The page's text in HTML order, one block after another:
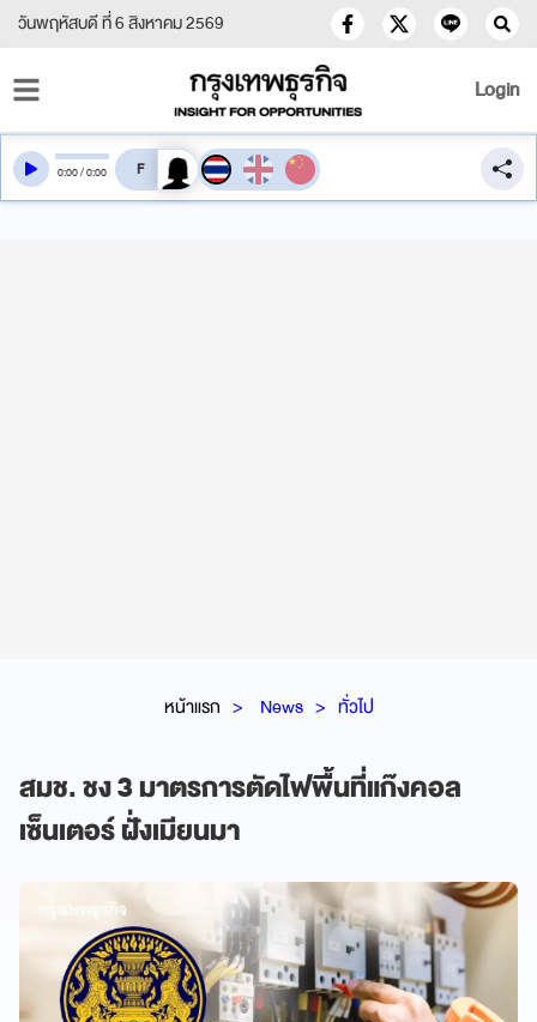
วันพฤหัสบดี ที่ 6 สิงหาคม 2569
Login
หน้าแรก News ทั่วไป
สมช. ชง 3 มาตรการตัดไฟพื้นที่แก๊งคอล
เซ็นเตอร์ ฝั่งเมียนมา
0:00/0:00 สลับเสียงอ่าน